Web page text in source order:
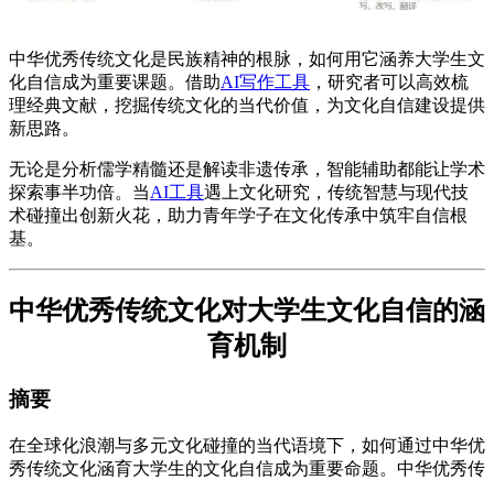
中华优秀传统文化是民族精神的根脉，如何用它涵养大学生文
化自信成为重要课题。借助AI写作工具 ，研究者可以高效梳
理经典文献，挖掘传统文化的当代价值，为文化自信建设提供
新思路。
无论是分析儒学精髓还是解读非遗传承，智能辅助都能让学术
探索事半功倍。当AI工具遇上文化研究，传统智慧与现代技
术碰撞出创新火花，助力青年学子在文化传承中筑牢自信根
基。
中华优秀传统文化对大学生文化自信的涵
育机制
摘要
在全球化浪潮与多元文化碰撞的当代语境下，如何通过中华优
秀传统文化涵育大学生的文化自信成为重要命题。中华优秀传